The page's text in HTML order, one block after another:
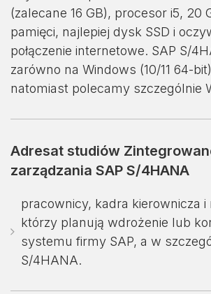
(zalecane 16 GB), procesor i5, 20
pamięci, najlepiej dysk SSD i
połączenie internetowe. SAP S/
zarówno na Windows (10/11 64-
natomiast polecamy szczególnie
Adresat studiów
zarządzania SAP S/4HANA
pracownicy, kadra kierownicza i
którzy planują wdrożenie lub
systemu firmy SAP, a w
S/4HANA.